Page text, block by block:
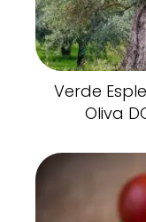
Verde
Oliva